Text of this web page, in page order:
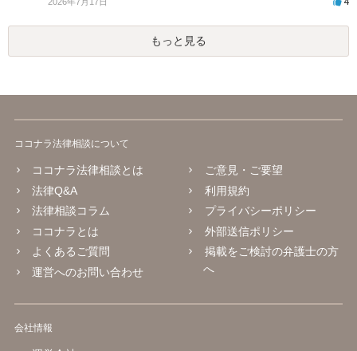
もっと見る
ココナラ法律相談について
ココナラ法律相談とは
法律Q&A
法律相談コラム
ココナラとは
よくあるご質問
運営へのお問い合わせ
ご意見・ご要望
利用規約
プライバシーポリシー
外部送信ポリシー
掲載をご検討の弁護士の方
へ
会社情報